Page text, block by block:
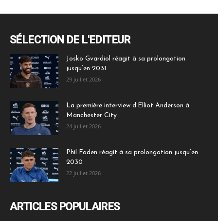
SÉLECTION DE L'EDITEUR
Josko Gvardiol réagit à sa prolongation
jusqu’en 2031
29 juillet 2026
La première interview d’Elliot Anderson à
Manchester City
24 juillet 2026
Phil Foden réagit à sa prolongation jusqu’en
2030
22 juillet 2026
ARTICLES POPULAIRES